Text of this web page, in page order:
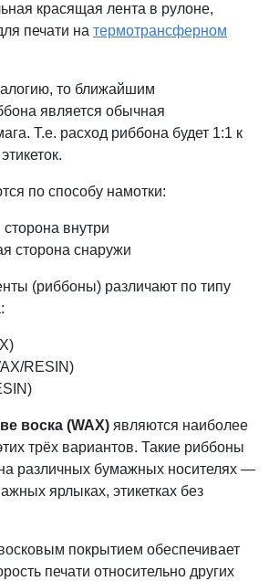
красящая лента в рулоне,
печати на термотрансферном
то ближайшим
является обычная
Т.е. расход риббона будет 1:1 к
по способу намотки:
внутри
сторона снаружи
(риббоны) различают по типу
RESIN)
воска (WAX) являются наиболее
трёх вариантов. Такие риббоны
различных бумажных носителях —
ярлыках, этикетках без
покрытием обеспечивает
печати относительно других